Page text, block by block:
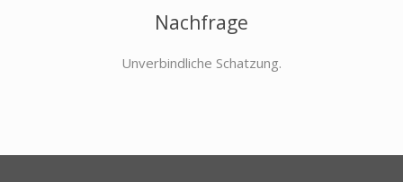
Nachfrage
Unverbindliche Schatzung.